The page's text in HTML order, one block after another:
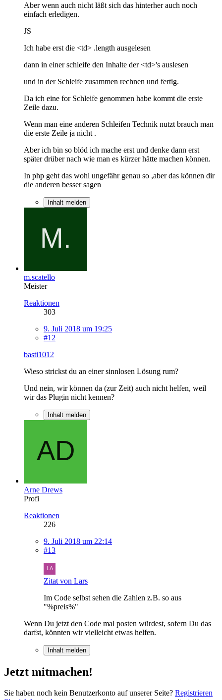
Aber wenn auch nicht läßt sich das hinterher auch noch
einfach erledigen.
JS
Ich habe erst die <td> .length ausgelesen
dann in einer schleife den Inhalte der <td>'s auslesen
und in der Schleife zusammen rechnen und fertig.
Da ich eine for Schleife genommen habe kommt die erste
Zeile dazu.
Wenn man eine anderen Schleifen Technik nutzt brauch man
die erste Zeile ja nicht .
Aber ich bin so blöd ich mache erst und denke dann erst
später drüber nach wie man es kürzer hätte machen können.
In php geht das wohl ungefähr genau so ,aber das können dir
die anderen besser sagen
Inhalt melden
m.scatello
Meister
Reaktionen
303
9. Juli 2018 um 19:25
#12
basti1012
Wieso strickst du an einer sinnlosen Lösung rum?
Und nein, wir können da (zur Zeit) auch nicht helfen, weil
wir das Plugin nicht kennen?
Inhalt melden
Arne Drews
Profi
Reaktionen
226
9. Juli 2018 um 22:14
#13
Zitat von Lars
Im Code selbst sehen die Zahlen z.B. so aus
"%preis%"
Wenn Du jetzt den Code mal posten würdest, sofern Du das
darfst, könnten wir vielleicht etwas helfen.
Inhalt melden
Jetzt mitmachen!
Sie haben noch kein Benutzerkonto auf unserer Seite? Registrieren